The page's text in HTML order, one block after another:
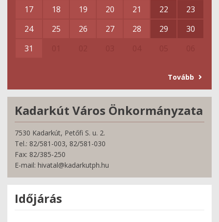
17
18 19 20 21 22
23
24
25 26 27 28 29
30
31
Tovább
Kadarkút Város Önkormányzata
7530 Kadarkút, Petőfi S. u. 2.
Tel.: 82/581-003, 82/581-030
Fax: 82/385-250
E-mail: hivatal@kadarkutph.hu
Időjárás